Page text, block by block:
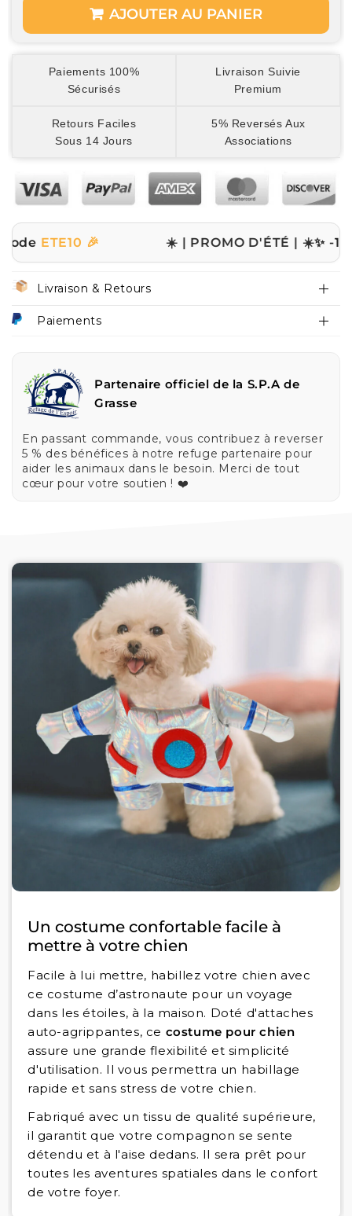
AJOUTER AU PANIER
Paiements 100%
Sécurisés
Livraison Suivie
Premium
Retours Faciles
Sous 14 Jours
5% Reversés Aux
Associations
🎉 ☀️ | PROMO D'ÉTÉ | ☀️✨ -10% sur
Livraison & Retours
Paiements
Partenaire officiel de la S.P.A de
Grasse
En passant commande, vous contribuez à reverser
5 % des bénéfices à notre refuge partenaire pour
aider les animaux dans le besoin. Merci de tout
cœur pour votre soutien ! ❤️
Un costume confortable facile à
mettre à votre chien
Facile à lui mettre, habillez votre chien avec
ce costume d’astronaute pour un voyage
dans les étoiles, à la maison. Doté d'attaches
auto-agrippantes, ce costume pour chien
assure une grande flexibilité et simplicité
d'utilisation. Il vous permettra un habillage
rapide et sans stress de votre chien.
Fabriqué avec un tissu de qualité supérieure,
il garantit que votre compagnon se sente
détendu et à l'aise dedans. Il sera prêt pour
toutes les aventures spatiales dans le confort
de votre foyer.